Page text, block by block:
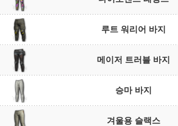
루트 워리어 바지
메이저 트러블 바지
승마 바지
겨울용 슬랙스